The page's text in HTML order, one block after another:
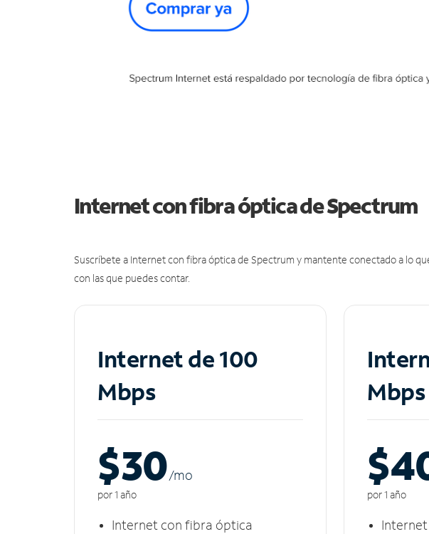
Internet con fibra óptica de Spectrum
Suscríbete a Internet con fibra óptica de Spectrum y mantente conectado a lo
con las que puedes contar.
Internet de 100
Mbps
$30/mo
por 1 año
Internet con fibra óptica
Mbps
por 1 año